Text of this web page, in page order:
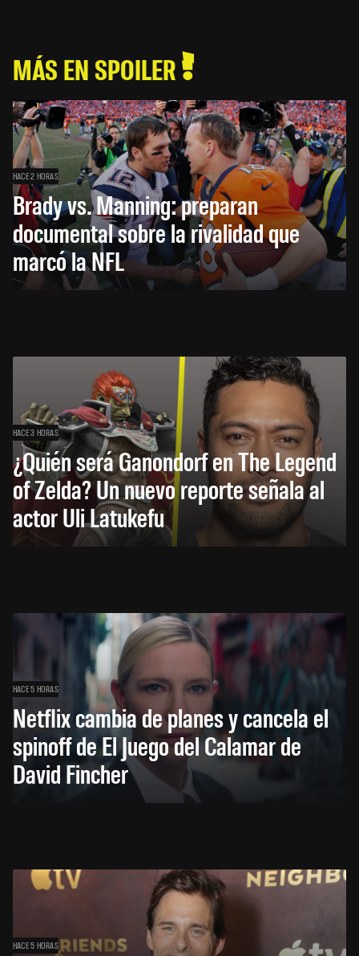
MÁS EN SPOILER
HACE 2 HORAS
Brady vs. Manning: preparan
documental sobre la rivalidad que
marcó la NFL
HACE 3 HORAS
¿Quién será Ganondorf en The Legend
of Zelda? Un nuevo reporte señala al
actor Uli Latukefu
HACE 5 HORAS
Netflix cambia de planes y cancela el
spinoff de El Juego del Calamar de
David Fincher
HACE 5 HORAS